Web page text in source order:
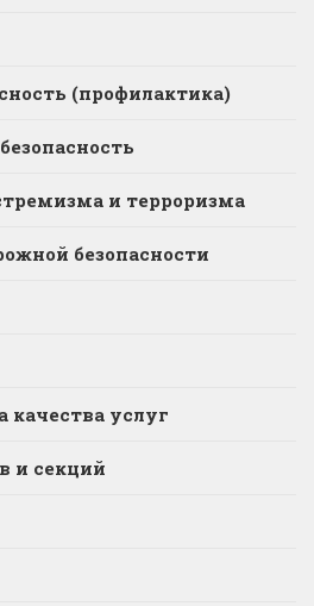
(профилактика)
и терроризма
безопасности
качества услуг
и секций